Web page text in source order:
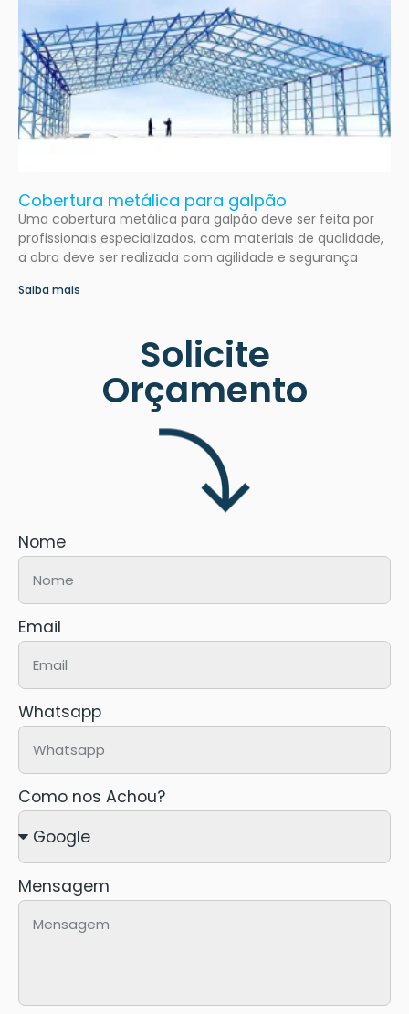
Cobertura metálica para galpão
Uma cobertura metálica para galpão deve ser feita por
profissionais especializados, com materiais de qualidade,
a obra deve ser realizada com agilidade e segurança
Saiba mais
Solicite
Orçamento
Nome
Email
Whatsapp
Como nos Achou?
Mensagem